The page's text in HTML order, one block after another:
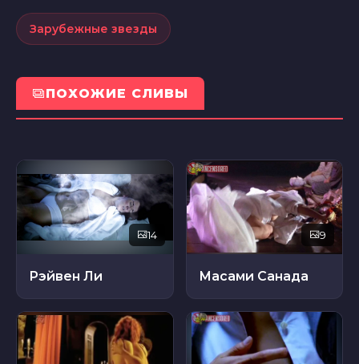
Зарубежные звезды
ПОХОЖИЕ СЛИВЫ
14
Рэйвен Ли
9
Масами Санада